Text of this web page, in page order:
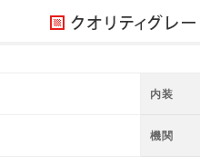
内装
機関